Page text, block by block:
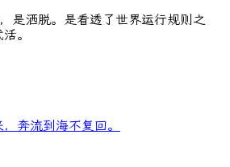
是洒脱。是看透了世界运行规则之
。
奔流到海不复回。